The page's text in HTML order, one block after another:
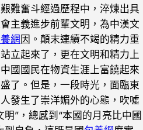
難奮斗經過歷程中，淬煉出具
主義進步前輩文明，為中漢文
網 因。顛末連續不竭的精力重
立起來了，更在文明和精力上
國國民在物資生涯上富饒起來
了。但是，一段時光，面臨東
發生了崇洋媚外的心態，吹噓
”，總感到“本國的月亮比中國